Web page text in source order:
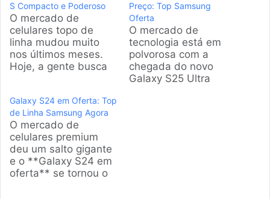
S Compacto e Poderoso
O mercado de
celulares topo de
linha mudou muito
nos últimos meses.
Hoje, a gente busca
um "tijolo" pesado no
bolso. O Galaxy S24
chegou com essa
proposta de ser
compacto e absurdo
no desempenho.
Escolhemos os
Preço: Top Samsung
Oferta
O mercado de
tecnologia está em
polvorosa com a
chegada do novo
Galaxy S25 Ultra
Galaxy S24 em Oferta: Top
de Linha Samsung Agora
O mercado de
celulares premium
deu um salto gigante
e o **Galaxy S24 em
oferta** se tornou o